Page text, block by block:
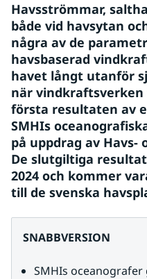
Havsströmmar,
både vid havsytan
några av de
havsbaserad
havet långt utanför
när
första resultaten av
SMHIs
på uppdrag av
De slutgiltiga
2024 och kommer
till de svenska
SNABBVERSION
SMHIs